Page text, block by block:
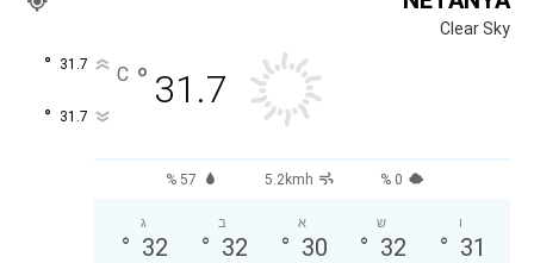
Clear Sky
31.7
°
C
31.7
°
31.7
°
57 % 5.2kmh 0 %
ו
31
°
ש
32
°
א
30
°
ב
32
°
ג
32
°